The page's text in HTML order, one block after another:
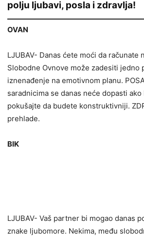
polju ljubavi, posla i zdravlja!
OVAN
LJUBAV- Danas ćete moći da računate
Slobodne Ovnove može zadesiti jedno
iznenađenje na emotivnom planu.
saradnicima se danas neće dopasti
pokušajte da budete konstruktivniji.
prehlade.
BIK
LJUBAV- Vaš partner bi mogao danas
znake ljubomore. Nekima, među